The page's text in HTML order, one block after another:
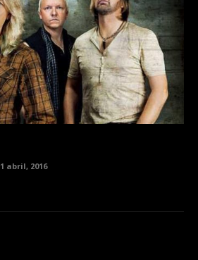
1 abril, 2016